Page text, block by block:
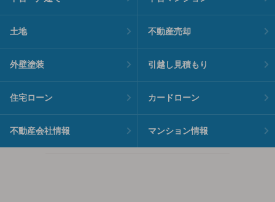
土地 不動産売却
外壁塗装 引越し見積もり
住宅ローン カードローン
不動産会社情報 マンション情報